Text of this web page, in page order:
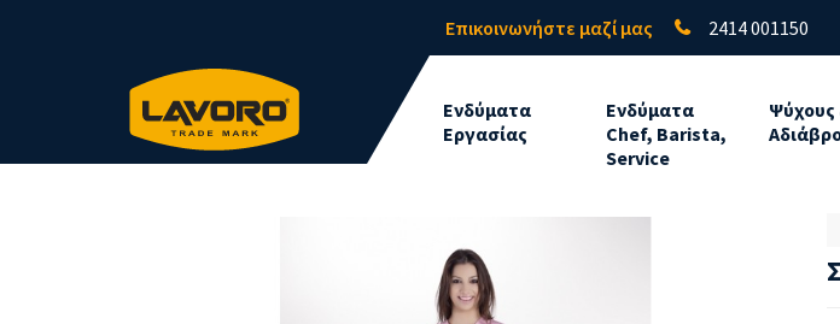
Επικοινωνήστε μαζί μας 2414 001150
Ενδύματα
Εργασίας
Ενδύματα
Chef, Barista,
Service
Ψύχους